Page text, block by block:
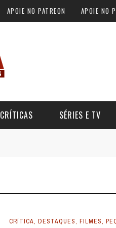
APOIE NO PATREON APOIE NO
CRÍTICAS SÉRIES E TV
CRÍTICA, DESTAQUES, FILMES,